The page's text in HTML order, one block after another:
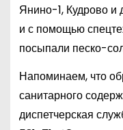
Янино-1, Кудрово и
и с помощью
посыпали песко-
Напоминаем, что
санитарного
диспетчерская